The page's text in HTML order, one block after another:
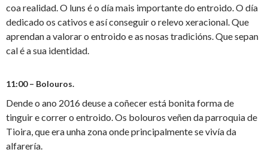
coa realidad. O luns é o día mais importante do entroido. O día
dedicado os cativos e así conseguir o relevo xeracional. Que
aprendan a valorar o entroido e as nosas tradicións. Que sepan
cal é a sua identidad.
11:00 – Bolouros.
Dende o ano 2016 deuse a coñecer está bonita forma de
tinguir e correr o entroido. Os bolouros veñen da parroquia de
Tioira, que era unha zona onde principalmente se vivía da
alfarería.